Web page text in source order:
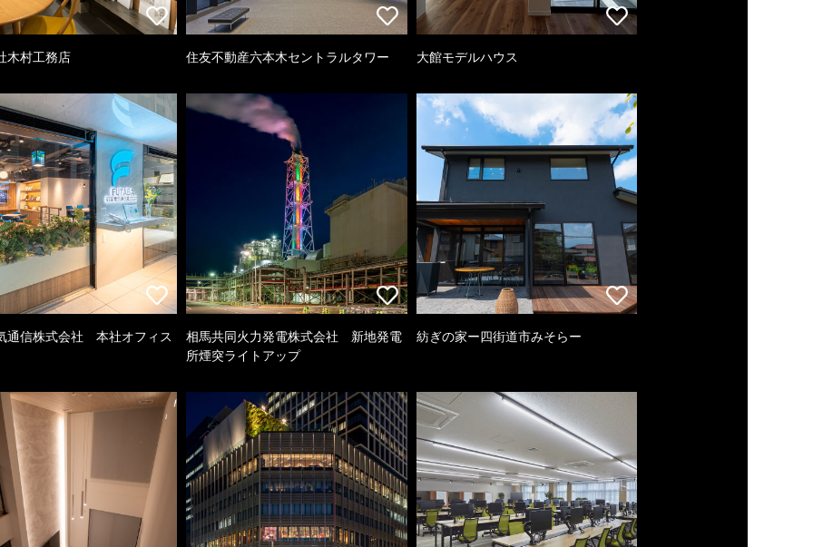
木村工務店 住友不動産六本木セントラルタワー 大館モデルハウス
通信株式会社 本社オフィス
相馬共同火力発電株式会社 新地発電
所煙突ライトアップ
紡ぎの家ー四街道市みそらー